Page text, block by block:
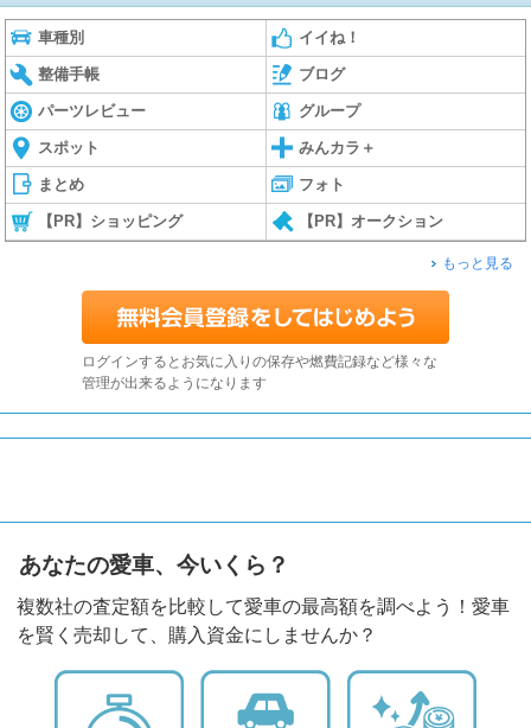
車種別 イイね！
整備手帳 ブログ
パーツレビュー グループ
スポット みんカラ＋
まとめ フォト
【PR】ショッピング 【PR】オークション
もっと見る
ログインするとお気に入りの保存や燃費記録など様々な
管理が出来るようになります
あなたの愛車、今いくら？
複数社の査定額を比較して愛車の最高額を調べよう！愛車
を賢く売却して、購入資金にしませんか？